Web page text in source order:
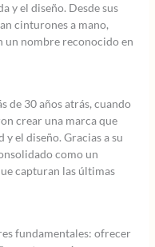
y el diseño. Desde sus
cinturones a mano,
un nombre reconocido en
de 30 años atrás, cuando
crear una marca que
el diseño. Gracias a su
como un
capturan las últimas
fundamentales: ofrecer